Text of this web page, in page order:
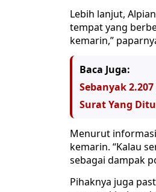
Lebih lanjut,
tempat yang
kemarin,”
Baca Juga:
Sebanyak
Surat Yang
Menurut
kemarin. “Kalau
sebagai dampak
Pihaknya juga